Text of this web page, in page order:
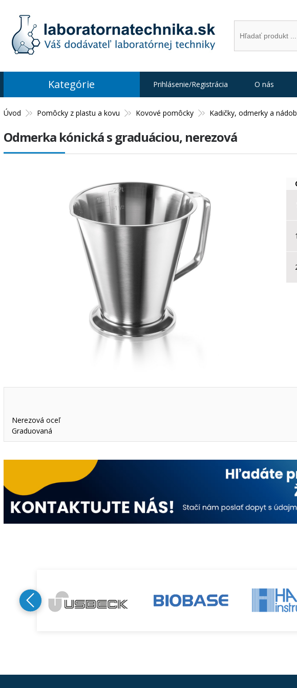
Úvod Pomôcky z plastu a kovu Kovové pomôcky Kadičky, odmerky a
Odmerka kónická s graduáciou, nerezová
Nerezová oceľ
Graduovaná
Kategórie Prihlásenie/Registrácia O nás